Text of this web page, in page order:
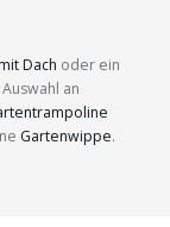
Dach oder ein
an
Gartenwippe.